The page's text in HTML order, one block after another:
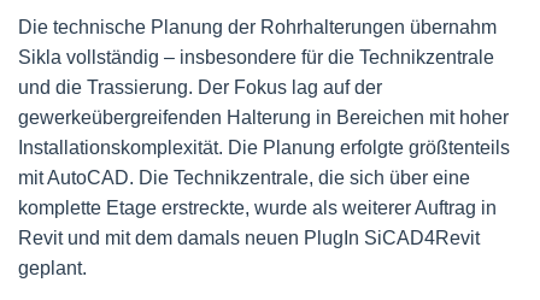
Die technische Planung der Rohrhalterungen übernahm
Sikla vollständig – insbesondere für die Technikzentrale
und die Trassierung. Der Fokus lag auf der
gewerkeübergreifenden Halterung in Bereichen mit hoher
Installationskomplexität. Die Planung erfolgte größtenteils
mit AutoCAD. Die Technikzentrale, die sich über eine
komplette Etage erstreckte, wurde als weiterer Auftrag in
Revit und mit dem damals neuen PlugIn SiCAD4Revit
geplant.